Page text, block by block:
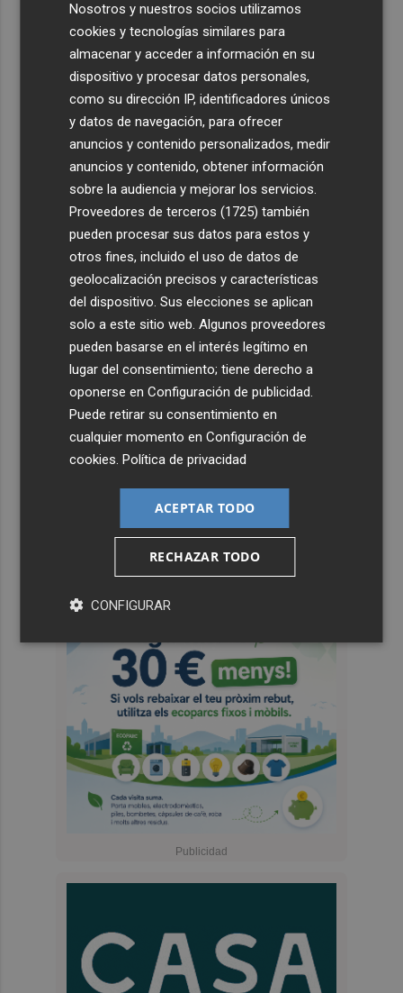
Nosotros y nuestros socios utilizamos
cookies y tecnologías similares para
almacenar y acceder a información en su
dispositivo y procesar datos personales,
como su dirección IP, identificadores únicos
y datos de navegación, para ofrecer
anuncios y contenido personalizados, medir
anuncios y contenido, obtener información
sobre la audiencia y mejorar los servicios.
Proveedores de terceros (1725) también
pueden procesar sus datos para estos y
otros fines, incluido el uso de datos de
geolocalización precisos y características
del dispositivo. Sus elecciones se aplican
solo a este sitio web. Algunos proveedores
pueden basarse en el interés legítimo en
lugar del consentimiento; tiene derecho a
oponerse enConfiguración de publicidad
Puede retirar su consentimiento en
cualquier momento enConfiguración de
cookies .Política de privacidad
ACEPTAR TODO
RECHAZAR TODO
CONFIGURAR